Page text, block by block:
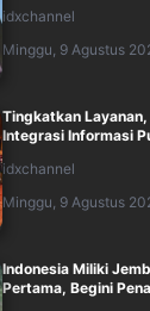
idxchannel
Minggu, 9 Agustus
Tingkatkan
Integrasi Informasi
idxchannel
Minggu, 9 Agustus
Indonesia Miliki
Pertama, Begini